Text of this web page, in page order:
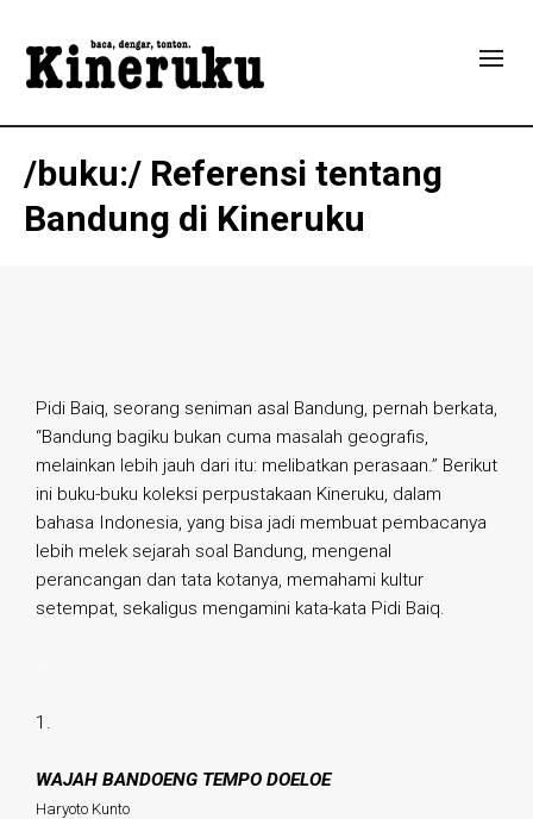
/buku:/ Referensi tentang
Bandung di Kineruku
Pidi Baiq, seorang seniman asal Bandung, pernah berkata,
“Bandung bagiku bukan cuma masalah geografis,
melainkan lebih jauh dari itu: melibatkan perasaan.” Berikut
ini buku-buku koleksi perpustakaan Kineruku, dalam
bahasa Indonesia, yang bisa jadi membuat pembacanya
lebih melek sejarah soal Bandung, mengenal
perancangan dan tata kotanya, memahami kultur
setempat, sekaligus mengamini kata-kata Pidi Baiq.
1.
WAJAH BANDOENG TEMPO DOELOE
Haryoto Kunto